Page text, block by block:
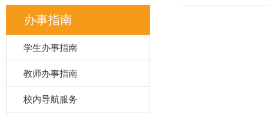
办事指南
学生办事指南
教师办事指南
校内导航服务